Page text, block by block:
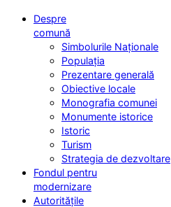
Despre
comună
Simbolurile Naționale
Populația
Prezentare generală
Obiective locale
Monografia comunei
Monumente istorice
Istoric
Turism
Strategia de dezvoltare
Fondul pentru
modernizare
Autoritățile